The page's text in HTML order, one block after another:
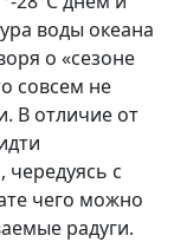
воды океана
о «сезоне
совсем не
В отличие от
с
чего можно
радуги.